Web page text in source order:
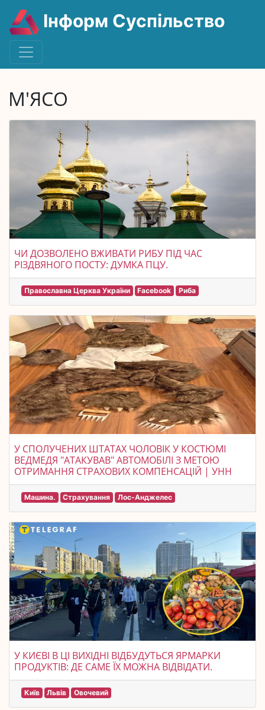
Інформ Суспільство
М'ЯСО
ЧИ ДОЗВОЛЕНО ВЖИВАТИ РИБУ ПІД ЧАС
РІЗДВЯНОГО ПОСТУ: ДУМКА ПЦУ.
Православна Церква України Facebook Риба
У СПОЛУЧЕНИХ ШТАТАХ ЧОЛОВІК У КОСТЮМІ
ВЕДМЕДЯ "АТАКУВАВ" АВТОМОБІЛІ З МЕТОЮ
ОТРИМАННЯ СТРАХОВИХ КОМПЕНСАЦІЙ | УНН
Машина. Страхування Лос-Анджелес
У КИЄВІ В ЦІ ВИХІДНІ ВІДБУДУТЬСЯ ЯРМАРКИ
ПРОДУКТІВ: ДЕ САМЕ ЇХ МОЖНА ВІДВІДАТИ.
Київ Львів Овочевий